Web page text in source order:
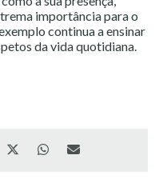
importância para o
continua a ensinar
da vida quotidiana.